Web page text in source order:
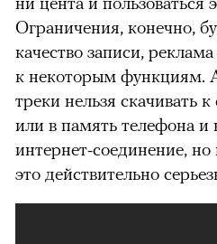
Ограничения, конечно,
качество записи,
к некоторым функциям.
треки нельзя скачивать
или в память телефона и
интернет-соединение, но
это действительно